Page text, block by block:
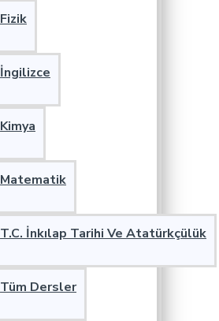
Fizik
İngilizce
Kimya
Matematik
T.C. İnkılap Tarihi Ve Atatürkçülük
Tüm Dersler